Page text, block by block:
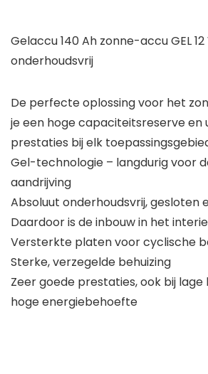
Gelaccu 140 Ah zonne-accu GEL
onderhoudsvrij
De perfecte oplossing voor het
je een hoge capaciteitsreserve en
prestaties bij elk
Gel-technologie – langdurig voor
aandrijving
Absoluut onderhoudsvrij, gesloten
Daardoor is de inbouw in het
Versterkte platen voor cyclische
Sterke, verzegelde behuizing
Zeer goede prestaties, ook bij
hoge energiebehoefte